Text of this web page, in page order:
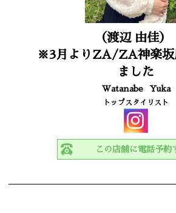
（渡辺 由佳）
※3月よりZA/ZA神楽坂
ました
Watanabe Yuka
トップスタイリスト
この店舗に電話予約